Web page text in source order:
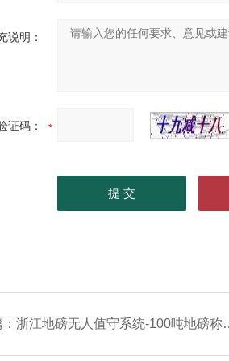
说明：
证码：
：浙江地磅无人值守系统-100吨地磅称重系统